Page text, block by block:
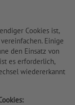
Cookies ist,
Einige
den Einsatz von
es erforderlich,
wiedererkannt